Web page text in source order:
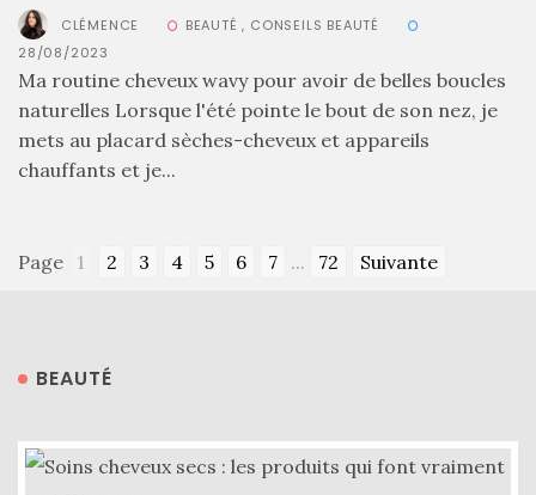
Revues
(478)
Lifestyle
(9)
CLÉMENCE BEAUTÉ , CONSEILS BEAUTÉ
28/08/2023
Ma routine cheveux wavy pour avoir de belles boucles
naturelles Lorsque l'été pointe le bout de son nez, je
mets au placard sèches-cheveux et appareils
chauffants et je...
Page 1 2 3 4 5 6 7 ... 72 Suivante
BEAUTÉ